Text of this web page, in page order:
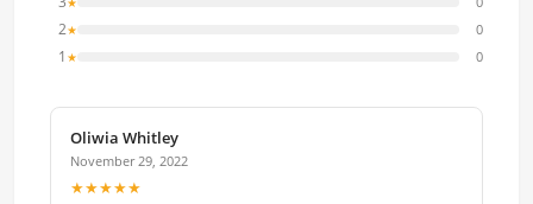
2★ 0
1 ★ 0
Oliwia Whitley
November 29, 2022
★★★★★